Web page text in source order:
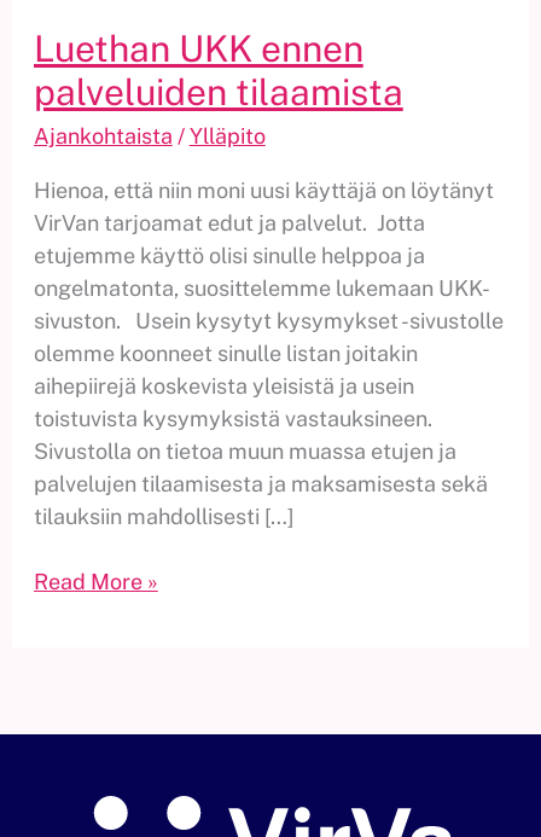
Luethan UKK ennen
palveluiden tilaamista
Ajankohtaista /Ylläpito
Hienoa, että niin moni uusi käyttäjä on löytänyt
VirVan tarjoamat edut ja palvelut. Jotta
etujemme käyttö olisi sinulle helppoa ja
ongelmatonta, suosittelemme lukemaan UKK-
sivuston. Usein kysytyt kysymykset -sivustolle
olemme koonneet sinulle listan joitakin
aihepiirejä koskevista yleisistä ja usein
toistuvista kysymyksistä vastauksineen.
Sivustolla on tietoa muun muassa etujen ja
palvelujen tilaamisesta ja maksamisesta sekä
tilauksiin mahdollisesti […]
Read More »